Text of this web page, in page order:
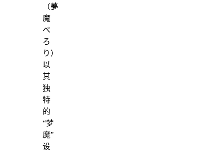
（夢
魔
ぺ
ろ
り）
以
其
独
特
的
“梦
魔”
设